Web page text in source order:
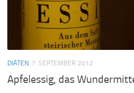
DIÄTEN 7. SEPTEMBER 2012
Apfelessig, das